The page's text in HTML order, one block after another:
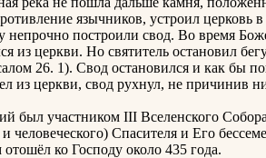
язычников, устроил
непрочно построили свод. Во время
из церкви. Но святитель остановил
26. 1). Свод остановился и как бы
из церкви, свод рухнул, не причинив
был участником III Вселенского
человеческого) Спасителя и Его
ко Господу около 435 года.